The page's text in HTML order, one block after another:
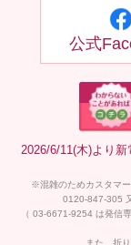
公式
2026/6/11(木)より
※混雑のためカスタマ
0120-847-305
（ 03-6671-9254 は発信
また、折